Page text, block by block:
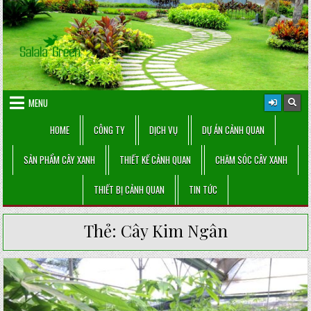
Skip
to
content
MENU
HOME
CÔNG TY DỊCH VỤ DỰ ÁN CẢNH QUAN
SẢN PHẨM CÂY XANH THIẾT KẾ CẢNH QUAN CHĂM SÓC CÂY XANH
THIẾT BỊ CẢNH QUAN TIN TỨC
Thẻ: Cây Kim Ngân
Posted
in